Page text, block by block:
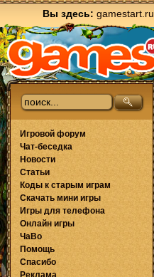
Вы здесь: gamestart.ru
Игровой форум
Чат-беседка
Новости
Статьи
Коды к старым играм
Скачать мини игры
Игры для телефона
Онлайн игры
ЧаВо
Помощь
Спасибо
Реклама